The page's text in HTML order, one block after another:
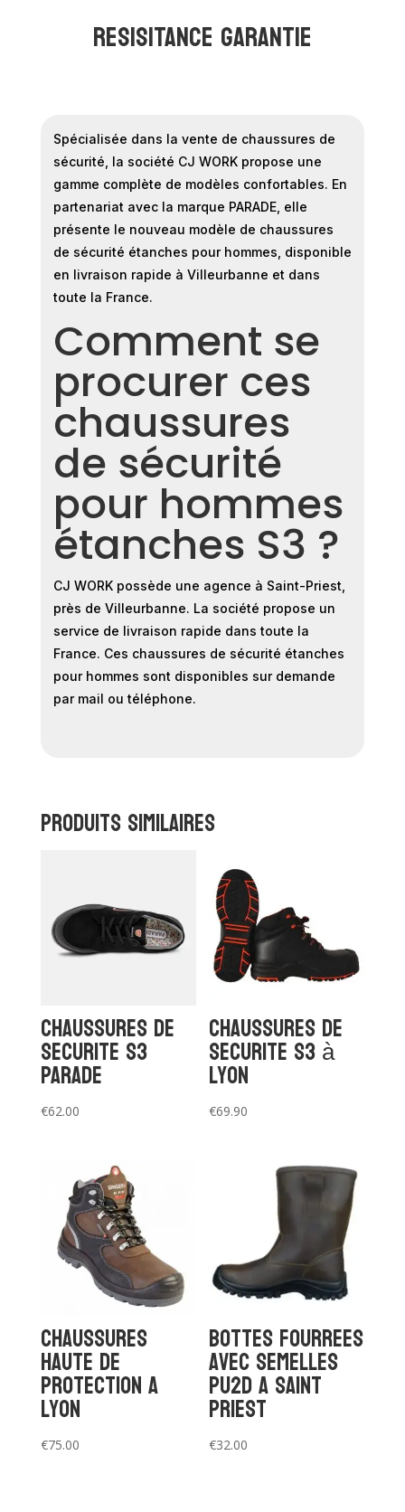
RESISITANCE GARANTIE
Spécialisée dans la vente de chaussures de
sécurité, la société CJ WORK propose une
gamme complète de modèles confortables. En
partenariat avec la marque PARADE, elle
présente le nouveau modèle de chaussures
de sécurité étanches pour hommes, disponible
en livraison rapide à Villeurbanne et dans
toute la France.
Comment se
procurer ces
chaussures
de sécurité
pour hommes
étanches S3 ?
CJ WORK possède une agence à Saint-Priest,
près de Villeurbanne. La société propose un
service de livraison rapide dans toute la
France. Ces chaussures de sécurité étanches
pour hommes sont disponibles sur demande
par mail ou téléphone.
Produits similaires
chaussures de
securite S3
PARADE
€62.00
Chaussures de
securite S3 à
Lyon
€69.90
Chaussures
haute de
protection a
Lyon
€75.00
Bottes fourrees
avec semelles
PU2D a saint
priest
€32.00